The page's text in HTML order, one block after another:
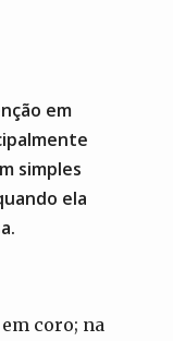
em
simples
ela
coro; na